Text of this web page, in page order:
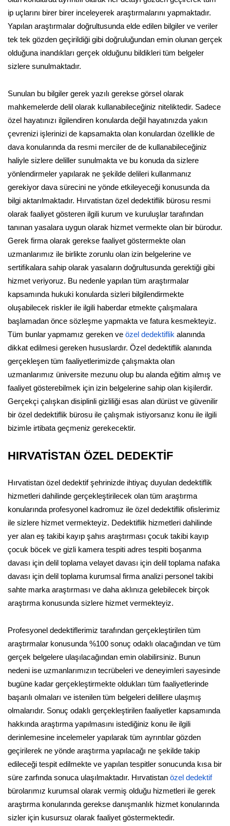
ip uçlarını birer birer inceleyerek araştırmalarını yapmaktadır.
Yapılan araştırmalar doğrultusunda elde edilen bilgiler ve veriler
tek tek gözden geçirildiği gibi doğruluğundan emin olunan gerçek
olduğuna inandıkları gerçek olduğunu bildikleri tüm belgeler
sizlere sunulmaktadır.
Sunulan bu bilgiler gerek yazılı gerekse görsel olarak
mahkemelerde delil olarak kullanabileceğiniz niteliktedir. Sadece
özel hayatınızı ilgilendiren konularda değil hayatınızda yakın
çevrenizi işlerinizi de kapsamakta olan konulardan özellikle de
dava konularında da resmi merciler de de kullanabileceğiniz
haliyle sizlere deliller sunulmakta ve bu konuda da sizlere
yönlendirmeler yapılarak ne şekilde delileri kullanmanız
gerekiyor dava sürecini ne yönde etkileyeceği konusunda da
bilgi aktarılmaktadır. Hırvatistan özel dedektiflik bürosu resmi
olarak faaliyet gösteren ilgili kurum ve kuruluşlar tarafından
tanınan yasalara uygun olarak hizmet vermekte olan bir bürodur.
Gerek firma olarak gerekse faaliyet göstermekte olan
uzmanlarımız ile birlikte zorunlu olan izin belgelerine ve
sertifikalara sahip olarak yasaların doğrultusunda gerektiği gibi
hizmet veriyoruz. Bu nedenle yapılan tüm araştırmalar
kapsamında hukuki konularda sizleri bilgilendirmekte
oluşabilecek riskler ile ilgili haberdar etmekte çalışmalara
başlamadan önce sözleşme yapmakta ve fatura kesmekteyiz.
Tüm bunlar yapmamız gereken ve özel dedektiflik alanında
dikkat edilmesi gereken hususlardır. Özel dedektiflik alanında
gerçekleşen tüm faaliyetlerimizde çalışmakta olan
uzmanlarımız üniversite mezunu olup bu alanda eğitim almış ve
faaliyet gösterebilmek için izin belgelerine sahip olan kişilerdir.
Gerçekçi çalışkan disiplinli gizliliği esas alan dürüst ve güvenilir
bir özel dedektiflik bürosu ile çalışmak istiyorsanız konu ile ilgili
bizimle irtibata geçmeniz gerekecektir.
HIRVATİSTAN ÖZEL DEDEKTİF
Hırvatistan özel dedektif şehrinizde ihtiyaç duyulan dedektiflik
hizmetleri dahilinde gerçekleştirilecek olan tüm araştırma
konularında profesyonel kadromuz ile özel dedektiflik ofislerimiz
ile sizlere hizmet vermekteyiz. Dedektiflik hizmetleri dahilinde
yer alan eş takibi kayıp şahıs araştırması çocuk takibi kayıp
çocuk böcek ve gizli kamera tespiti adres tespiti boşanma
davası için delil toplama velayet davası için delil toplama nafaka
davası için delil toplama kurumsal firma analizi personel takibi
sahte marka araştırması ve daha aklınıza gelebilecek birçok
araştırma konusunda sizlere hizmet vermekteyiz.
Profesyonel dedektiflerimiz tarafından gerçekleştirilen tüm
araştırmalar konusunda %100 sonuç odaklı olacağından ve tüm
gerçek belgelere ulaşılacağından emin olabilirsiniz. Bunun
nedeni ise uzmanlarımızın tecrübeleri ve deneyimleri sayesinde
bugüne kadar gerçekleştirmekte oldukları tüm faaliyetlerinde
başarılı olmaları ve istenilen tüm belgeleri delillere ulaşmış
olmalarıdır. Sonuç odaklı gerçekleştirilen faaliyetler kapsamında
hakkında araştırma yapılmasını istediğiniz konu ile ilgili
derinlemesine incelemeler yapılarak tüm ayrıntılar gözden
geçirilerek ne yönde araştırma yapılacağı ne şekilde takip
edileceği tespit edilmekte ve yapılan tespitler sonucunda kısa bir
süre zarfında sonuca ulaşılmaktadır. Hırvatistan özel dedektif
bürolarımız kurumsal olarak vermiş olduğu hizmetleri ile gerek
araştırma konularında gerekse danışmanlık hizmet konularında
sizler için kusursuz olarak faaliyet göstermektedir.